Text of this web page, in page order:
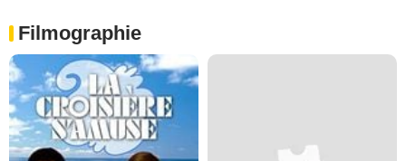
Filmographie